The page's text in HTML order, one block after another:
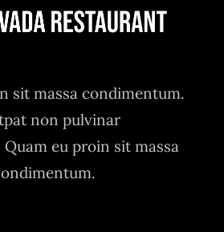
sit massa condimentum.
non pulvinar
eu proin sit massa